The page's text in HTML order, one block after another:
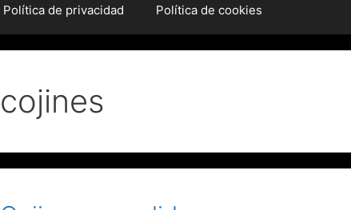
Política de privacidad Política de cookies
cojines